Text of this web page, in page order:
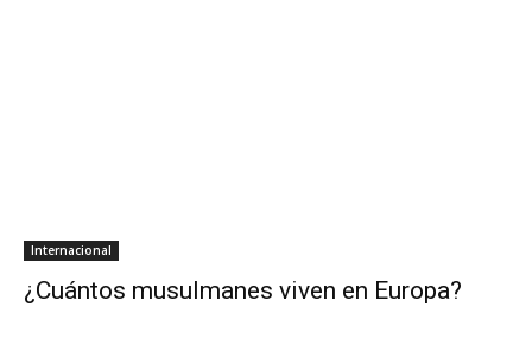
Internacional
¿Cuántos musulmanes viven en Europa?